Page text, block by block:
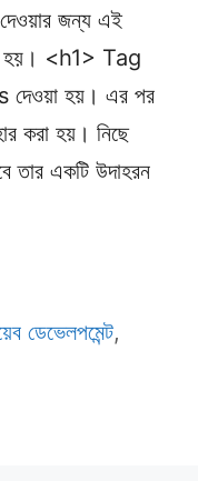
জন্য এই
হয়। <h1> Tag
দেওয়া হয়। এর পর
করা হয়। নিছে
তার একটি উদাহরন
ডেভেলপমেন্ট,